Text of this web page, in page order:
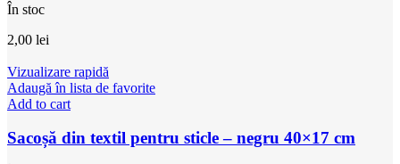
În stoc
2,00 lei
Vizualizare rapidă
Adaugă în lista de favorite
Add to cart
Sacoșă din textil pentru sticle – negru 40×17 cm